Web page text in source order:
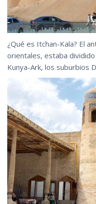
¿Qué es Itchan-Kala? El
orientales, estaba
Kunya-Ark, los suburbios